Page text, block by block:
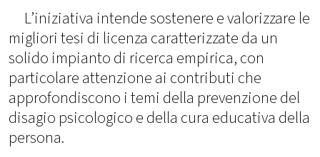
L’iniziativa intende sostenere e valorizzare le
migliori tesi di licenza caratterizzate da un
solido impianto di ricerca empirica, con
particolare attenzione ai contributi che
approfondiscono i temi della prevenzione del
disagio psicologico e della cura educativa della
persona.